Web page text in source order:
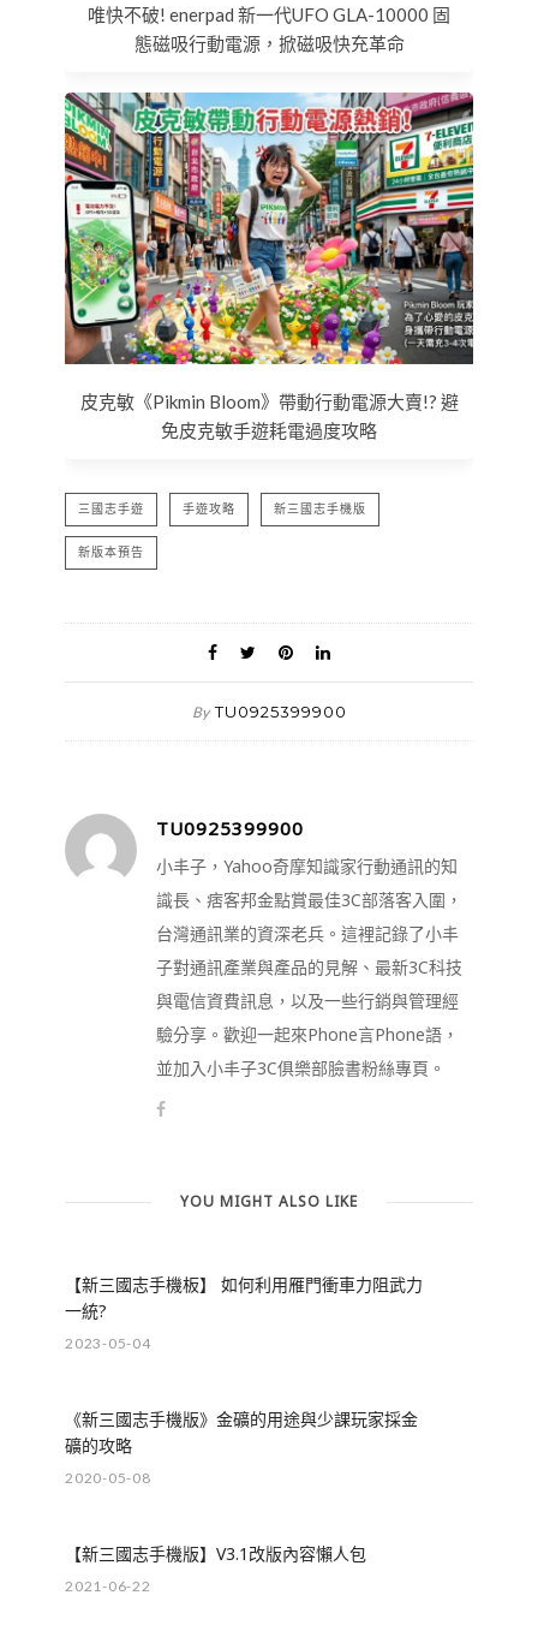
唯快不破! enerpad 新一代UFO GLA-10000 固
態磁吸行動電源，掀磁吸快充革命
皮克敏《Pikmin Bloom》帶動行動電源大賣!? 避
免皮克敏手遊耗電過度攻略
三國志手遊 手遊攻略 新三國志手機版
新版本預告
By TU0925399900
TU0925399900
小丰子，Yahoo奇摩知識家行動通訊的知
識長、痞客邦金點賞最佳3C部落客入圍，
台灣通訊業的資深老兵。這裡記錄了小丰
子對通訊產業與產品的見解、最新3C科技
與電信資費訊息，以及一些行銷與管理經
驗分享。歡迎一起來Phone言Phone語，
並加入小丰子3C俱樂部臉書粉絲專頁。
YOU MIGHT ALSO LIKE
【新三國志手機板】 如何利用雁門衝車力阻武力
一統?
2023-05-04
《新三國志手機版》金礦的用途與少課玩家採金
礦的攻略
2020-05-08
【新三國志手機版】V3.1改版內容懶人包
2021-06-22